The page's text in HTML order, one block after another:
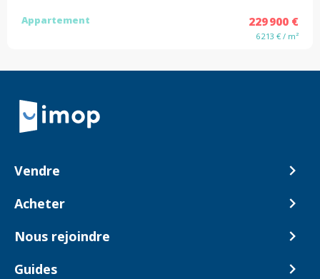
Appartement 229 900 €
6 213 € / m²
Retour à la navigation principale
Vendre
Comment ça marche ?
Acheter
Biens en vente
Nous rejoindre
Devenir Conseiller
Guides